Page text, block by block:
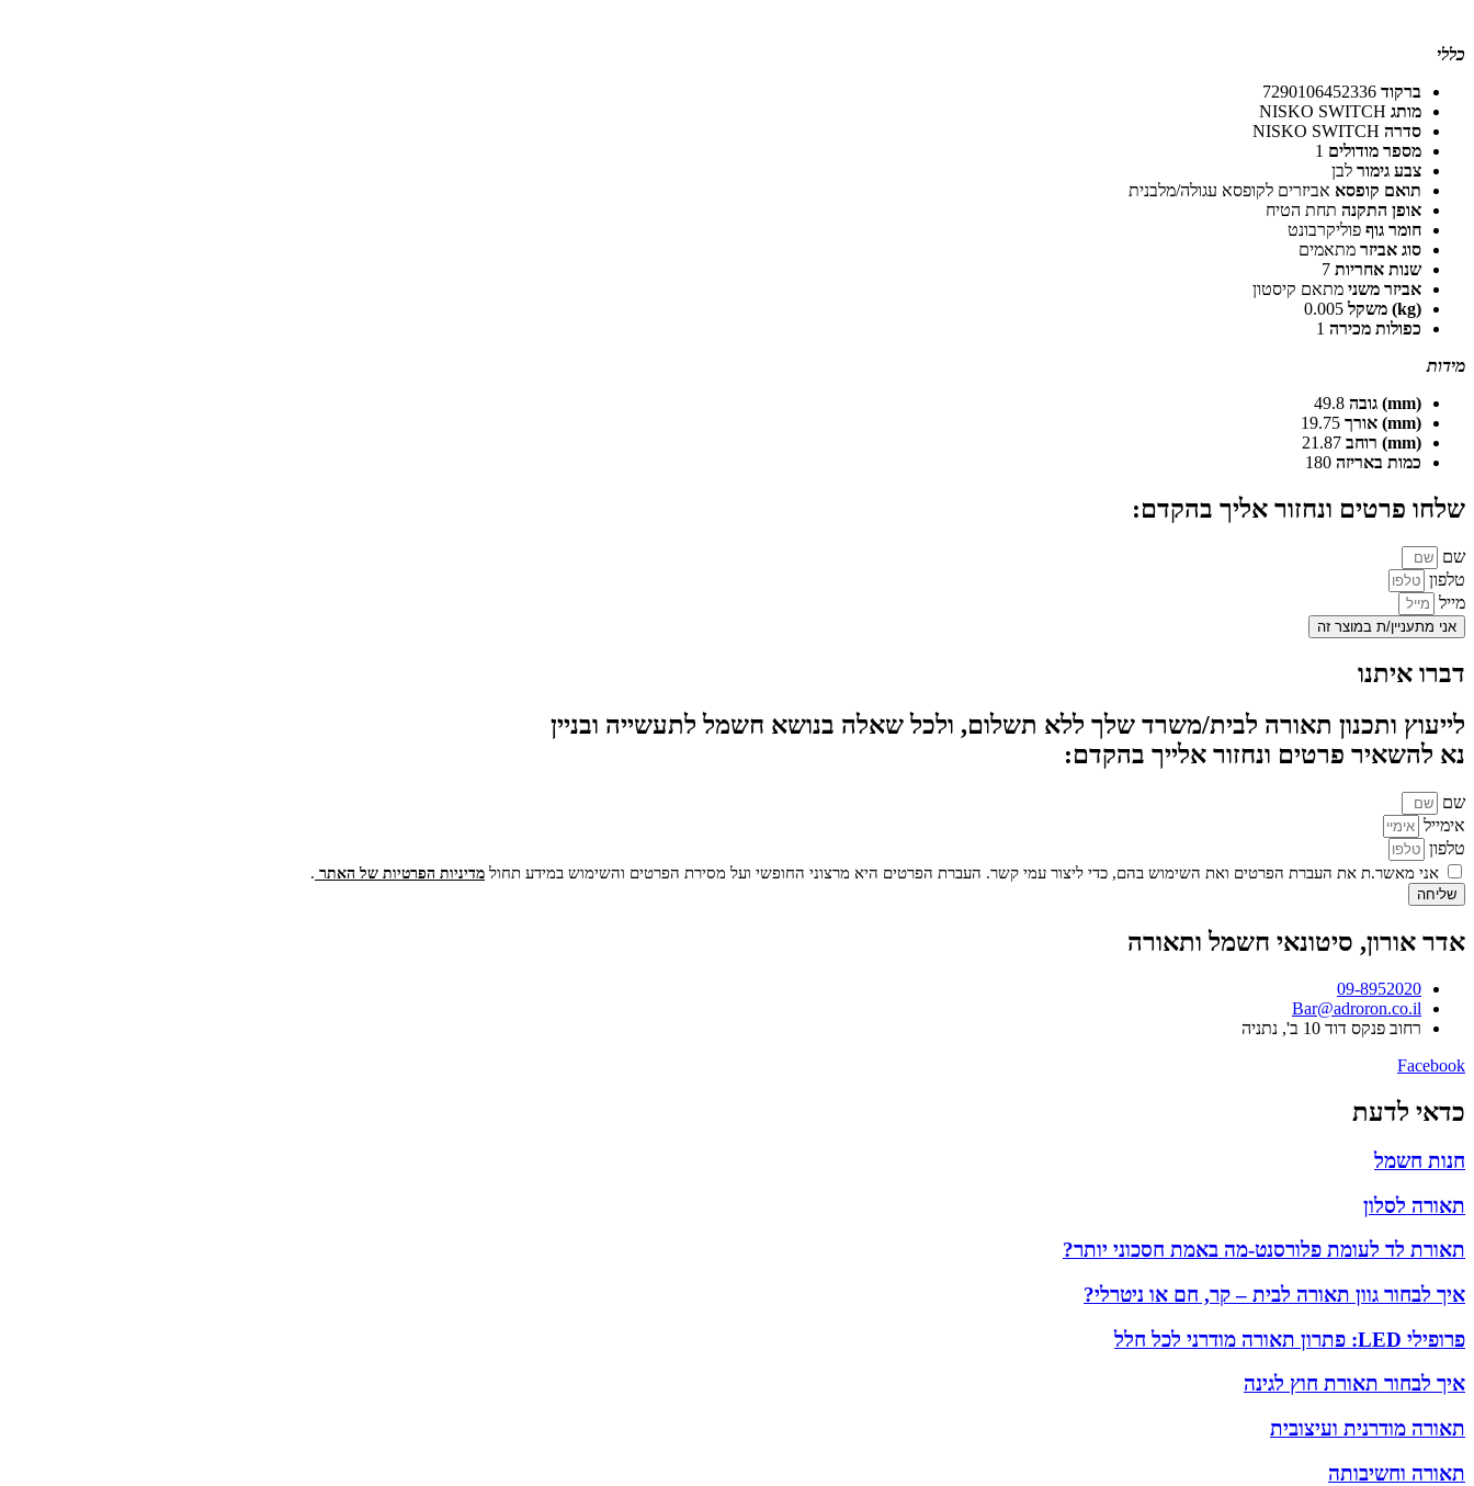
כללי
ברקוד 7290106452336
מותג NISKO SWITCH
סדרה NISKO SWITCH
מספר מודולים 1
צבע גימור לבן
תואם קופסא אביזרים לקופסא עגולה/מלבנית
אופן התקנה תחת הטיח
חומר גוף פוליקרבונט
סוג אביזר מתאמים
שנות אחריות 7
אביזר משני מתאם קיסטון
(kg) משקל
0.005
כפולות מכירה 1
מידות
(mm) גובה
49.8
(mm) אורך
19.75
(mm) רוחב
21.87
כמות באריזה 180
שלחו פרטים ונחזור אליך בהקדם:
שם
טלפון
מייל
אני מתעניין/ת במוצר זה
דברו איתנו
לייעוץ ותכנון תאורה לבית/משרד שלך ללא תשלום, ולכל שאלה בנושא חשמל לתעשייה ובניין
נא להשאיר פרטים ונחזור אלייך בהקדם:
שם
אימייל
טלפון
אני מאשר.ת את העברת הפרטים ואת השימוש בהם, כדי ליצור עמי קשר. העברת הפרטים היא מרצוני החופשי ועל מסירת הפרטים והשימוש במידע תחול מדיניות הפרטיות של האתר .
שליחה
אדר אורון, סיטונאי חשמל ותאורה
09-8952020
Bar@adroron.co.il
רחוב פנקס דוד 10 ב', נתניה
Facebook
כדאי לדעת
חנות חשמל
תאורה לסלון
תאורת לד לעומת פלורסנט-מה באמת חסכוני יותר?
איך לבחור גוון תאורה לבית – קר, חם או ניטרלי?
פרופילי LED: פתרון תאורה מודרני לכל חלל
איך לבחור תאורת חוץ לגינה
תאורה מודרנית ועיצובית
תאורה וחשיבותה